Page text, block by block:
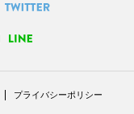
プライバシーポリシー